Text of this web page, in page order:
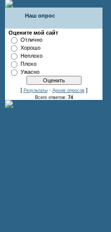
Наш опрос
Оцените мой сайт
Отлично
Хорошо
Неплохо
Плохо
Ужасно
[ Результаты· Архив опросов]
Всего ответов: 74